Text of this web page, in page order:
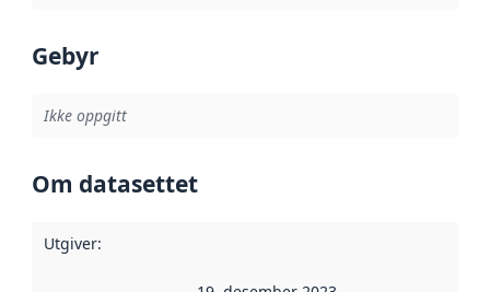
Gebyr
Ikke oppgitt
Om datasettet
Utgiver: